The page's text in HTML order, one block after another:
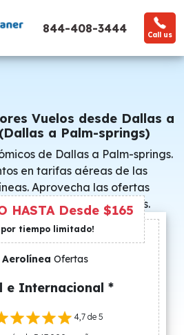
844-408-3444 Call us
Vuelos desde Dallas a
a Palm-springs)
de Dallas a Palm-springs.
en tarifas aéreas de las
Aprovecha las ofertas
precios especiales.
HASTA Desde $165
por tiempo limitado!
Aerolínea Ofertas
e Internacional *
4,7 de 5